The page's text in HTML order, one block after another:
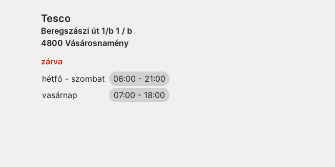
Tesco
Beregszászi út 1/b 1 / b
4800 Vásárosnamény
zárva
hétfő - szombat
06:00 - 21:00
vasárnap
07:00 - 18:00